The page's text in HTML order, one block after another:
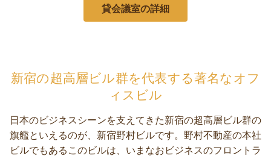
貸会議室の詳細
新宿の超高層ビル群を代表する著名なオフ
ィスビル
日本のビジネスシーンを支えてきた新宿の超高層ビル群の
旗艦といえるのが、新宿野村ビルです。野村不動産の本社
ビルでもあるこのビルは、いまなおビジネスのフロントラ